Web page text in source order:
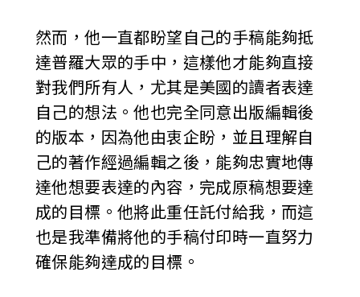
然而，他一直都盼望自己的手稿能夠抵
達普羅大眾的手中，這樣他才能夠直接
對我們所有人，尤其是美國的讀者表達
自己的想法。他也完全同意出版編輯後
的版本，因為他由衷企盼，並且理解自
己的著作經過編輯之後，能夠忠實地傳
達他想要表達的內容，完成原稿想要達
成的目標。他將此重任託付給我，而這
也是我準備將他的手稿付印時一直努力
確保能夠達成的目標。